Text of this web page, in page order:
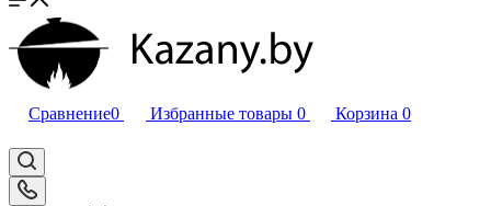
Сравнение0 Избранные товары 0 Корзина 0